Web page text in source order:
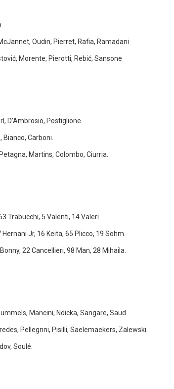
Oudin, Pierret, Rafia, Ramadani
Morente, Pierotti, Rebić, Sansone
D’Ambrosio, Postiglione.
Carboni.
Martins, Colombo, Ciurria.
Trabucchi, 5 Valenti, 14 Valeri.
Jr, 16 Keita, 65 Plicco, 19 Sohm.
22 Cancellieri, 98 Man, 28 Mihaila.
Mancini, Ndicka, Sangare, Saud.
Pellegrini, Pisilli, Saelemaekers, Zalewski.
Soulé.